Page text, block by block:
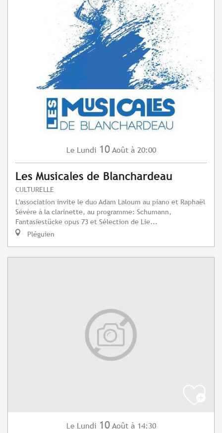
Le Lundi 10 Août à 20:00
Les Musicales de Blanchardeau
CULTURELLE
L'association invite le duo Adam Laloum au piano et Raphaël
Sévère à la clarinette, au programme: Schumann,
Fantasiestücke opus 73 et Sélection de Lie...
Pléguien
Le Lundi 10 Août à 14:30